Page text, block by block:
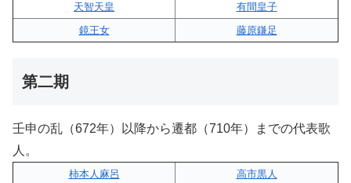
天智天皇
有間皇子
鏡王女
藤原鎌足
第二期
壬申の乱（672年）以降から遷都（710年）までの代表歌
人。
柿本人麻呂
高市黒人